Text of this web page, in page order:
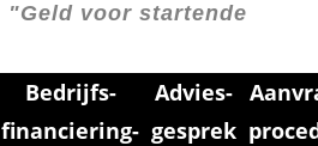
"Geld voor startende
Bedrijfs­
financiering­
Advies­
gesprek